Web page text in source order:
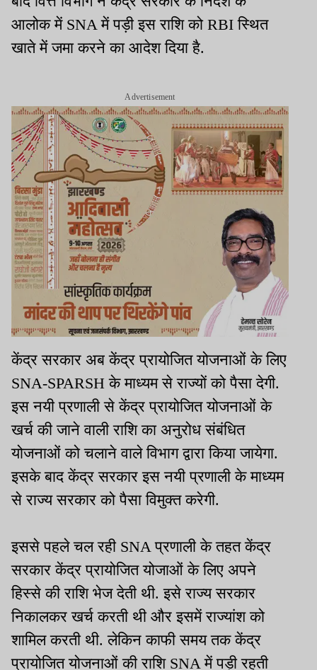
आलोक में SNA में पड़ी इस राशि को RBI स्थित
खाते में जमा करने का आदेश दिया है.
Advertisement
केंद्र सरकार अब केंद्र प्रायोजित योजनाओं के लिए
SNA-SPARSH के माध्यम से राज्यों को पैसा देगी.
इस नयी प्रणाली से केंद्र प्रायोजित योजनाओं के
खर्च की जाने वाली राशि का अनुरोध संबंधित
योजनाओं को चलाने वाले विभाग द्वारा किया जायेगा.
इसके बाद केंद्र सरकार इस नयी प्रणाली के माध्यम
से राज्य सरकार को पैसा विमुक्त करेगी.
इससे पहले चल रही SNA प्रणाली के तहत केंद्र
सरकार केंद्र प्रायोजित योजाओं के लिए अपने
हिस्से की राशि भेज देती थी. इसे राज्य सरकार
निकालकर खर्च करती थी और इसमें राज्यांश को
शामिल करती थी. लेकिन काफी समय तक केंद्र
प्रायोजित योजनाओं की राशि SNA में पड़ी रहती